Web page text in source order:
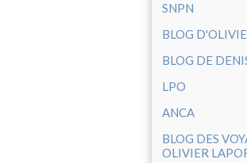
SNPN
BLOG
BLOG DE
LPO
ANCA
BLOG DES
OLIVIER